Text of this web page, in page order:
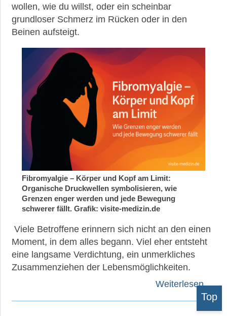
wollen, wie du willst, oder ein scheinbar
grundloser Schmerz im Rücken oder in den
Beinen aufsteigt.
Fibromyalgie – Körper und Kopf am Limit:
Organische Druckwellen symbolisieren, wie
Grenzen enger werden und jede Bewegung
schwerer fällt. Grafik: visite-medizin.de
Viele Betroffene erinnern sich nicht an den einen
Moment, in dem alles begann. Viel eher entsteht
eine langsame Verdichtung, ein unmerkliches
Zusammenziehen der Lebensmöglichkeiten.
Weiterlesen …
Top